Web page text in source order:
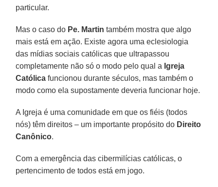
particular.
Mas o caso do Pe. Martin também mostra que algo
mais está em ação. Existe agora uma eclesiologia
das mídias sociais católicas que ultrapassou
completamente não só o modo pelo qual a Igreja
Católica funcionou durante séculos, mas também o
modo como ela supostamente deveria funcionar hoje.
A Igreja é uma comunidade em que os fiéis (todos
nós) têm direitos – um importante propósito do Direito
Canônico.
Com a emergência das cibermilícias católicas, o
pertencimento de todos está em jogo.